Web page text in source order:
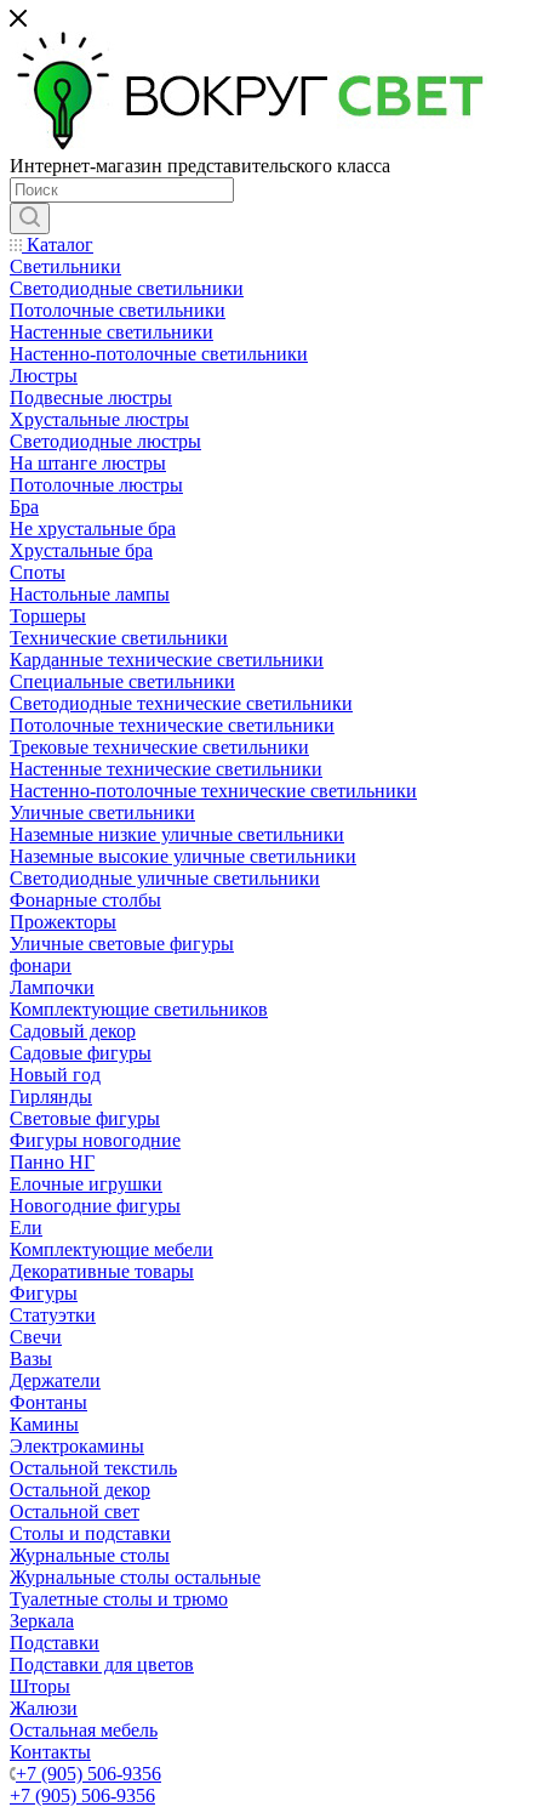
Интернет-магазин представительского класса
Каталог
Светильники
Светодиодные светильники
Потолочные светильники
Настенные светильники
Настенно-потолочные светильники
Люстры
Подвесные люстры
Хрустальные люстры
Светодиодные люстры
На штанге люстры
Потолочные люстры
Бра
Не хрустальные бра
Хрустальные бра
Споты
Настольные лампы
Торшеры
Технические светильники
Карданные технические светильники
Специальные светильники
Светодиодные технические светильники
Потолочные технические светильники
Трековые технические светильники
Настенные технические светильники
Настенно-потолочные технические светильники
Уличные светильники
Наземные низкие уличные светильники
Наземные высокие уличные светильники
Светодиодные уличные светильники
Фонарные столбы
Прожекторы
Уличные световые фигуры
фонари
Лампочки
Комплектующие светильников
Садовый декор
Садовые фигуры
Новый год
Гирлянды
Световые фигуры
Фигуры новогодние
Панно НГ
Елочные игрушки
Новогодние фигуры
Ели
Комплектующие мебели
Декоративные товары
Фигуры
Статуэтки
Свечи
Вазы
Держатели
Фонтаны
Камины
Электрокамины
Остальной текстиль
Остальной декор
Остальной свет
Столы и подставки
Журнальные столы
Журнальные столы остальные
Туалетные столы и трюмо
Зеркала
Подставки
Подставки для цветов
Шторы
Жалюзи
Остальная мебель
Контакты
+7 (905) 506-9356
+7 (905) 506-9356